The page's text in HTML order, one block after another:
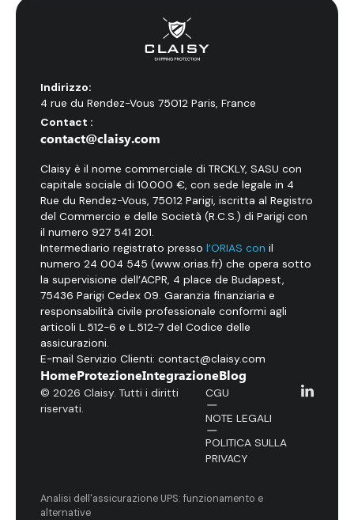
Indirizzo:
4 rue du Rendez-Vous 75012 Paris, France
Contact :
contact@claisy.com
Claisy è il nome commerciale di TRCKLY, SASU con
capitale sociale di 10.000 €, con sede legale in 4
Rue du Rendez-Vous, 75012 Parigi, iscritta al Registro
del Commercio e delle Società (R.C.S.) di Parigi con
il numero 927 541 201.
Intermediario registrato pressol’ORIAS conil
numero 24 004 545 (www.orias.fr) che opera sotto
la supervisione dell’ACPR, 4 place de Budapest,
75436 Parigi Cedex 09. Garanzia finanziaria e
responsabilità civile professionale conformi agli
articoli L.512-6 e L.512-7 del Codice delle
assicurazioni.
E-mail Servizio Clienti: contact@claisy.com
HomeProtezioneIntegrazioneBlog
© 2026 Claisy. Tutti i diritti
riservati.
CGU
NOTE LEGALI
POLITICA SULLA
PRIVACY
Analisi dell'assicurazione UPS: funzionamento e
alternative